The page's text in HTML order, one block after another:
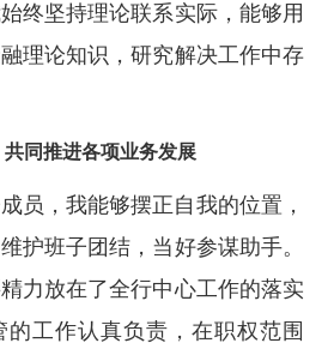
终坚持理论联系实际，能够用
理论知识，研究解决工作中存
同推进各项业务发展
员，我能够摆正自我的位置，
护班子团结，当好参谋助手。
力放在了全行中心工作的落实
工作认真负责，在职权范围